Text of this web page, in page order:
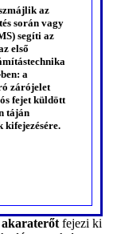
az
során vagy
segíti az
első
a
zárójelet
fejet küldött
táján
kifejezésére.
fejezi ki